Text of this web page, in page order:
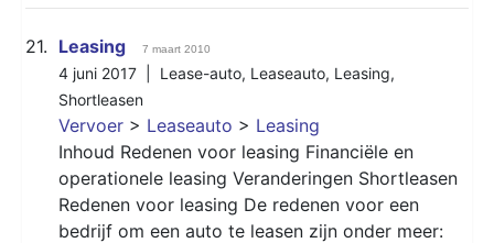
21. Leasing 7 maart 2010
4 juni 2017 | Lease-auto, Leaseauto, Leasing,
Shortleasen
Vervoer > Leaseauto > Leasing
Inhoud Redenen voor leasing Financiële en
operationele leasing Veranderingen Shortleasen
Redenen voor leasing De redenen voor een
bedrijf om een auto te leasen zijn onder meer: